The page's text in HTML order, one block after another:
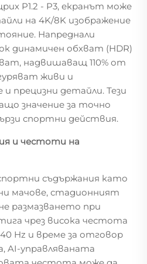
P1.2 - P3, екранът може
на 4K/8K изображение
Напреднали
динамичен обхват (HDR)
надвишаващ 110% от
живи и
прецизни детайли. Тези
значение за точно
спортни действия.
и честоти на
съдържания като
мачове, стадионният
размазването при
чрез висока честота
Hz и време за отговор
AI-управляваната